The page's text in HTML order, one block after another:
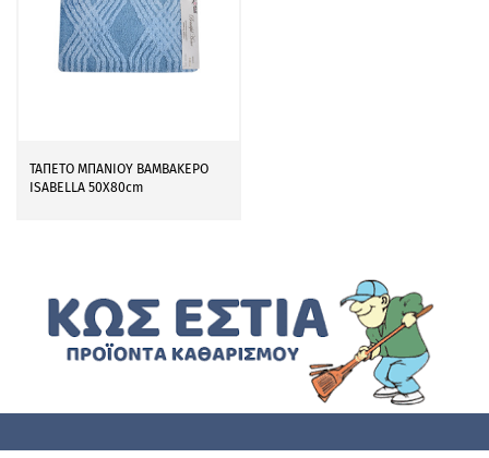
ΤΑΠΕΤΟ ΜΠΑΝΙΟΥ ΒΑΜΒΑΚΕΡΟ
ISABELLA 50X80cm